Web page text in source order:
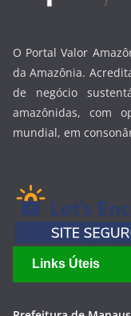
O Portal Valor
da Amazônia.
de negócio
amazônidas, com
mundial, em
Links Úteis